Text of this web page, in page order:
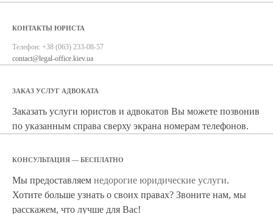
КОНТАКТЫ ЮРИСТА
Телефон: +38 (063) 233-08-57
contact@legal-office.kiev.ua
ЗАКАЗ УСЛУГ АДВОКАТА
Заказать услуги юристов и адвокатов Вы можете позвонив
по указанным справа сверху экрана номерам телефонов.
КОНСУЛЬТАЦИЯ — БЕСПЛАТНО
Мы предоставляем недорогие юридические услуги.
Хотите больше узнать о своих правах? Звоните нам, мы
расскажем, что лучше для Вас!